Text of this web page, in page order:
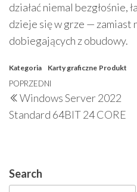
działać niemal bezgłośnie,
dzieje się w grze — zamiast
dobiegających z obudowy.
Kategoria Karty graficzne Produkt
Nawigacja
wpisu
Poprzedni
wpis
POPRZEDNI
Windows Server 2022
Standard 64BIT 24 CORE
Search